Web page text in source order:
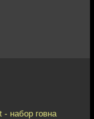
набор говна